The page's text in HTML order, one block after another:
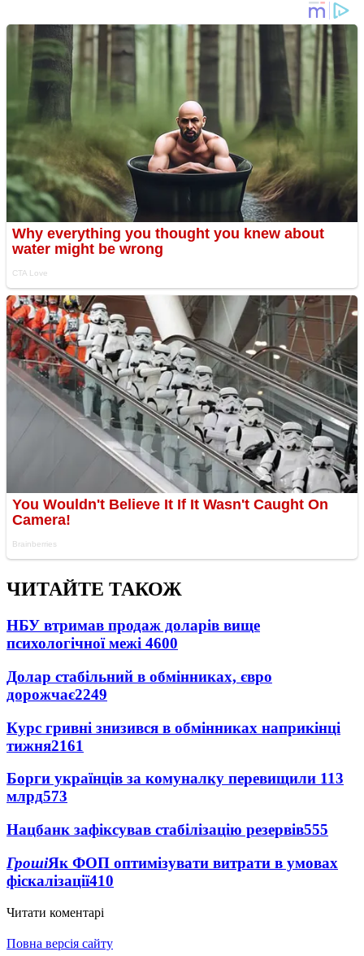
ЧИТАЙТЕ ТАКОЖ
НБУ втримав продаж доларів вище
психологічної межі 4600
Долар стабільний в обмінниках, євро
дорожчає2249
Курс гривні знизився в обмінниках наприкінці
тижня2161
Борги українців за комуналку перевищили 113
млрд573
Нацбанк зафіксував стабілізацію резервів555
ГрошіЯк ФОП оптимізувати витрати в умовах
фіскалізації410
Читати коментарі
Повна версія сайту